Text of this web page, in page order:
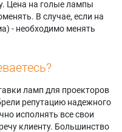
Цена на голые лампы
В случае, если на
- необходимо менять
ламп для проекторов
репутацию надежного
исполнять все свои
клиенту. Большинство